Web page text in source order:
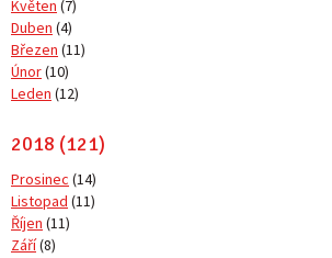
Květen (7)
Duben (4)
Březen (11)
Únor(10)
Leden (12)
2018 (121)
Prosinec (14)
Listopad (11)
Říjen (11)
Září(8)